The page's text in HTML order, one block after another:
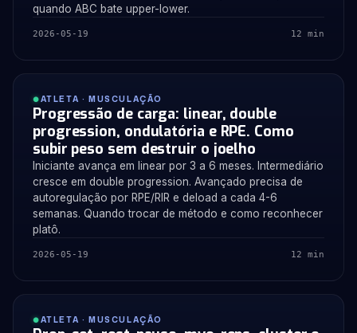
quando ABC bate upper-lower.
2026-05-19 12 min
ATLETA · MUSCULAÇÃO
Progressão de carga: linear, double
progression, ondulatória e RPE. Como
subir peso sem destruir o joelho
Iniciante avança em linear por 3 a 6 meses. Intermediário
cresce em double progression. Avançado precisa de
autoregulação por RPE/RIR e deload a cada 4-6
semanas. Quando trocar de método e como reconhecer
platô.
2026-05-19 12 min
ATLETA · MUSCULAÇÃO